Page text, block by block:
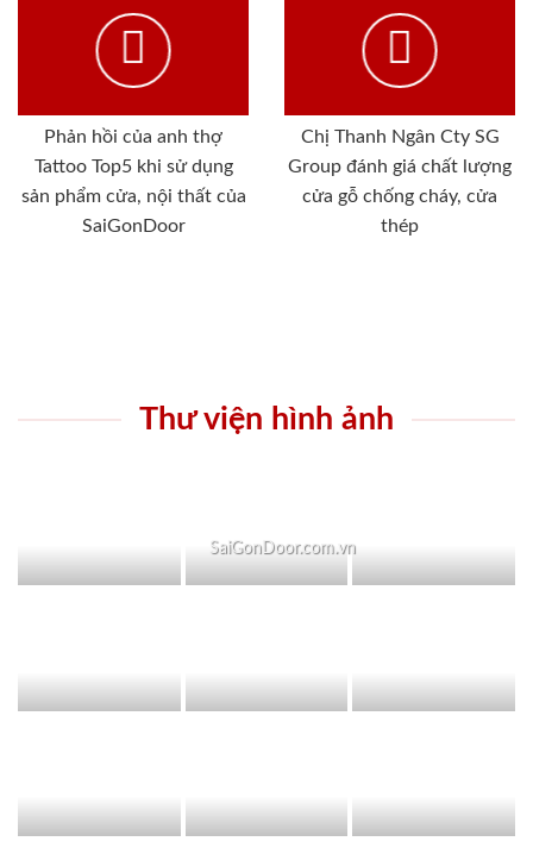
Phản hồi của anh thợ
Tattoo Top5 khi sử dụng
sản phẩm cửa, nội thất của
SaiGonDoor
Chị Thanh Ngân Cty SG
Group đánh giá chất lượng
cửa gỗ chống cháy, cửa
thép
Thư viện hình ảnh
SaiGonDoor.com.vn